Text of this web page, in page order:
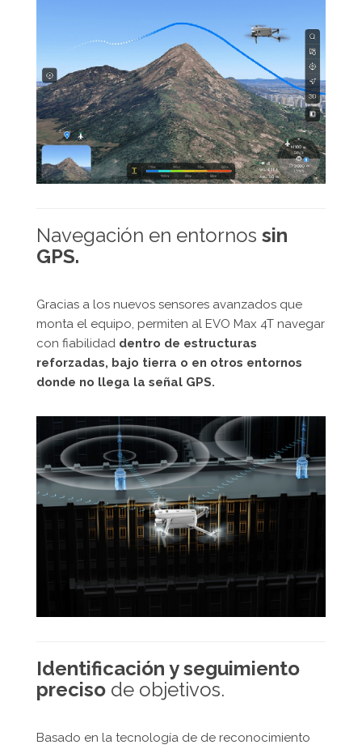
Navegación en entornos sin
GPS.
Gracias a los nuevos sensores avanzados que
monta el equipo, permiten al EVO Max 4T navegar
con fiabilidad dentro de estructuras
reforzadas, bajo tierra o en otros entornos
donde no llega la señal GPS.
Identificación y seguimiento
preciso de objetivos.
Basado en la tecnología de de reconocimiento